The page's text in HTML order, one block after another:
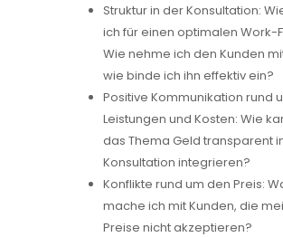
Struktur in der Konsultation:
ich für einen optimalen Work-
Wie nehme ich den Kunden
wie binde ich ihn effektiv ein?
Positive Kommunikation rund
Leistungen und Kosten: Wie
das Thema Geld transparent
Konsultation integrieren?
Konflikte rund um den Preis:
mache ich mit Kunden, die
Preise nicht akzeptieren?